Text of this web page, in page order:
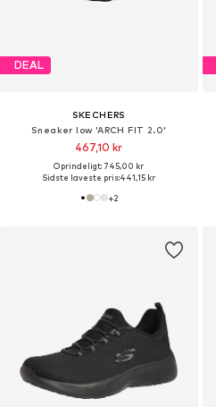
DEAL
SKECHERS
Sneaker low 'ARCH FIT 2.0'
467,10 kr
Oprindeligt: 745,00 kr
Sidste laveste pris:441,15 kr
+2